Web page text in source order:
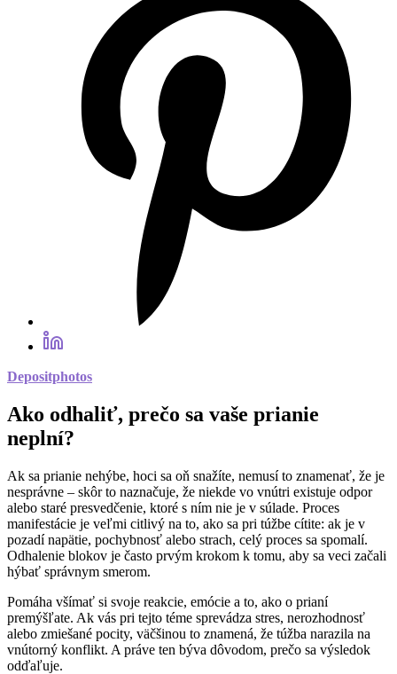
Depositphotos
Ako odhaliť, prečo sa vaše prianie
neplní?
Ak sa prianie nehýbe, hoci sa oň snažíte, nemusí to znamenať, že je
nesprávne – skôr to naznačuje, že niekde vo vnútri existuje odpor
alebo staré presvedčenie, ktoré s ním nie je v súlade. Proces
manifestácie je veľmi citlivý na to, ako sa pri túžbe cítite: ak je v
pozadí napätie, pochybnosť alebo strach, celý proces sa spomalí.
Odhalenie blokov je často prvým krokom k tomu, aby sa veci začali
hýbať správnym smerom.
Pomáha všímať si svoje reakcie, emócie a to, ako o prianí
premýšľate. Ak vás pri tejto téme sprevádza stres, nerozhodnosť
alebo zmiešané pocity, väčšinou to znamená, že túžba narazila na
vnútorný konflikt. A práve ten býva dôvodom, prečo sa výsledok
odďaľuje.